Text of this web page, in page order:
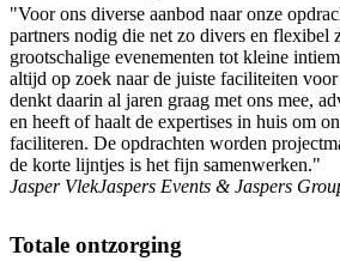
"Voor ons diverse aanbod naar onze
partners nodig die net zo divers en flexibel
grootschalige evenementen tot kleine
altijd op zoek naar de juiste faciliteiten
denkt daarin al jaren graag met ons mee,
en heeft of haalt de expertises in huis om
faciliteren. De opdrachten worden
de korte lijntjes is het fijn samenwerken."
Jasper VlekJaspers Events & Jaspers
Totale ontzorging